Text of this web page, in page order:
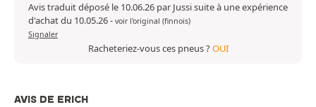
Avis traduit déposé le 10.06.26 par Jussi suite à une expérience
d'achat du 10.05.26- voir l'original (finnois)
Signaler
Racheteriez-vous ces pneus ?OUI
AVIS DE ERICH